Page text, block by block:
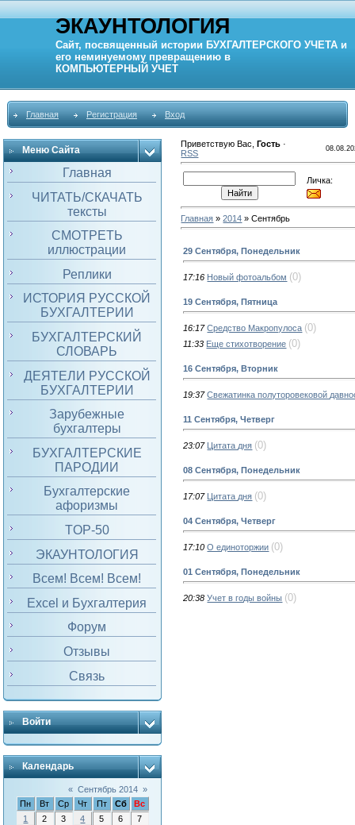
ЭКАУНТОЛОГИЯ
Сайт, посвященный истории БУХГАЛТЕРСКОГО УЧЕТА и
его неминуемому превращению в
КОМПЬЮТЕРНЫЙ УЧЕТ
Главная Регистрация Вход
Меню Сайта
Главная
ЧИТАТЬ/СКАЧАТЬ
тексты
СМОТРЕТЬ
иллюстрации
Реплики
ИСТОРИЯ РУССКОЙ
БУХГАЛТЕРИИ
БУХГАЛТЕРСКИЙ
СЛОВАРЬ
ДЕЯТЕЛИ РУССКОЙ
БУХГАЛТЕРИИ
Зарубежные
бухгалтеры
БУХГАЛТЕРСКИЕ
ПАРОДИИ
Бухгалтерские
афоризмы
TOP-50
ЭКАУНТОЛОГИЯ
Всем! Всем! Всем!
Excel и Бухгалтерия
Форум
Отзывы
Связь
Войти
Календарь
« Сентябрь 2014 »
Пн
Вт Ср Чт Пт Сб
Вс
1
2 3 4 5 6
7
Приветствую Вас ,Гость ·
RSS
Личка:
Главная »2014 » Сентябрь
29 Сентября, Понедельник
17:16 Новый фотоальбом (0)
19 Сентября, Пятница
16:17 Средство Макропулоса (0)
11:33 Еще стихотворение (0)
16 Сентября, Вторник
19:37 Свежатинка полуторовековой
11 Сентября, Четверг
23:07 Цитата дня (0)
08 Сентября, Понедельник
17:07 Цитата дня (0)
04 Сентября, Четверг
17:10 О единоторжии (0)
01 Сентября, Понедельник
20:38 Учет в годы войны (0)